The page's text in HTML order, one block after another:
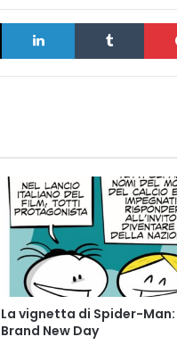
X LinkedIn
La vignetta di Spider-Man:
Brand New Day